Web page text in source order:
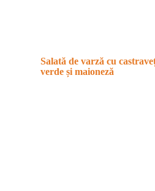
Salată de varză cu
verde și maioneză